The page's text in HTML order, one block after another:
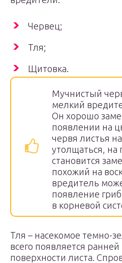
Червец;
Тля;
Щитовка.
Мучнистый
мелкий
Он хорошо
появлении на
червя листья
утолщаться, на
становится
похожий на
вредитель
появление
в корневой
Тля – насекомое темно-
всего появляется
поверхности листа.